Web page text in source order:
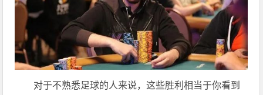
对于不熟悉足球的人来说，这些胜利相当于你看到